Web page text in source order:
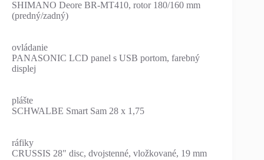
SHIMANO Deore BR-MT410, rotor 180/160 mm
(predný/zadný)
ovládanie
PANASONIC LCD panel s USB portom, farebný
displej
plášte
SCHWALBE Smart Sam 28 x 1,75
ráfiky
CRUSSIS 28" disc, dvojstenné, vložkované, 19 mm